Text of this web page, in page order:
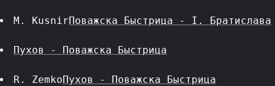
M. KusnirПоважска Быстрица - I. Братислава
Пухов - Поважска Быстрица
R. ZemkoПухов - Поважска Быстрица